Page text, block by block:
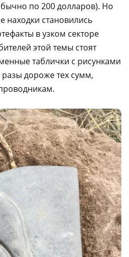
по 200 долларов). Но
находки становились
в узком секторе
этой темы стоят
таблички с рисунками
дороже тех сумм,